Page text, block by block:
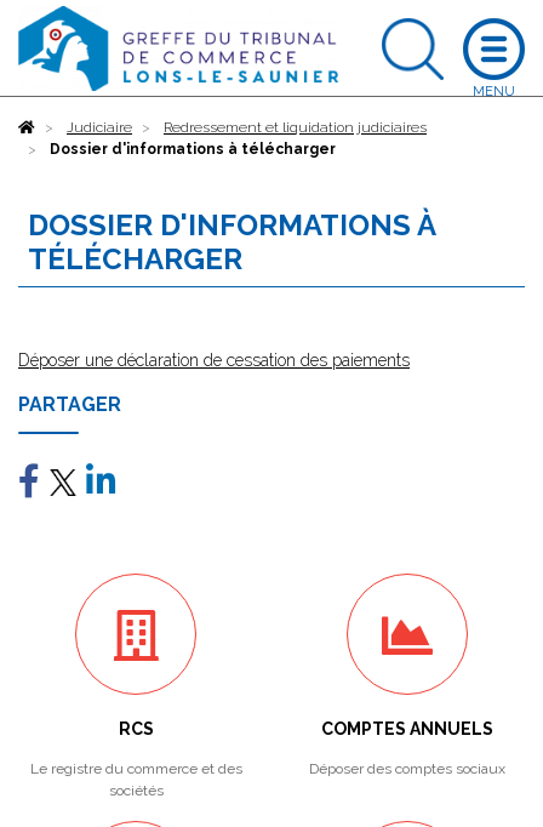
AccueilJudiciaire
Redressement et liquidation judiciaires
Dossier d'informations à télécharger
DOSSIER D'INFORMATIONS À
TÉLÉCHARGER
Déposer une déclaration de cessation des paiements
PARTAGER
RCS
Le registre du commerce et des
sociétés
COMPTES ANNUELS
Déposer des comptes sociaux